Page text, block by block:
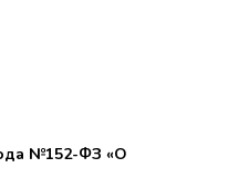
№152-ФЗ «О